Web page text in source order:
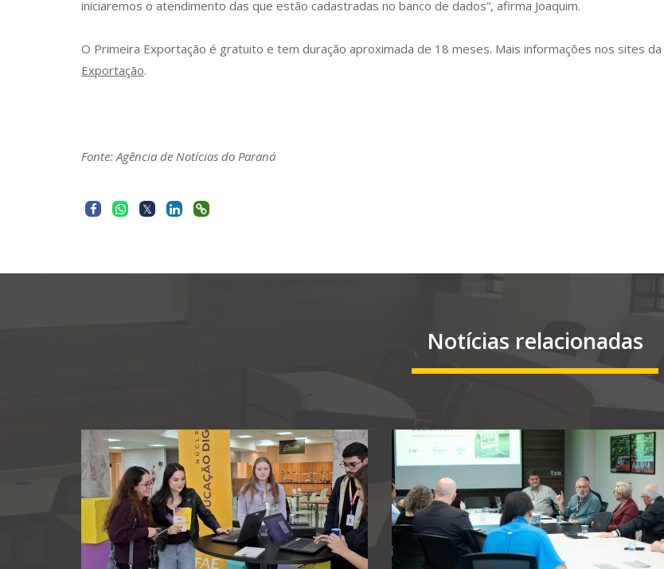
iniciaremos o atendimento das que estão cadastradas no banco de dados”, afirma Joaquim.
O Primeira Exportação é gratuito e tem duração aproximada de 18 meses. Mais informações nos sites da
Exportação.
Fonte: Agência de Notícias do Paraná
Notícias relacionadas